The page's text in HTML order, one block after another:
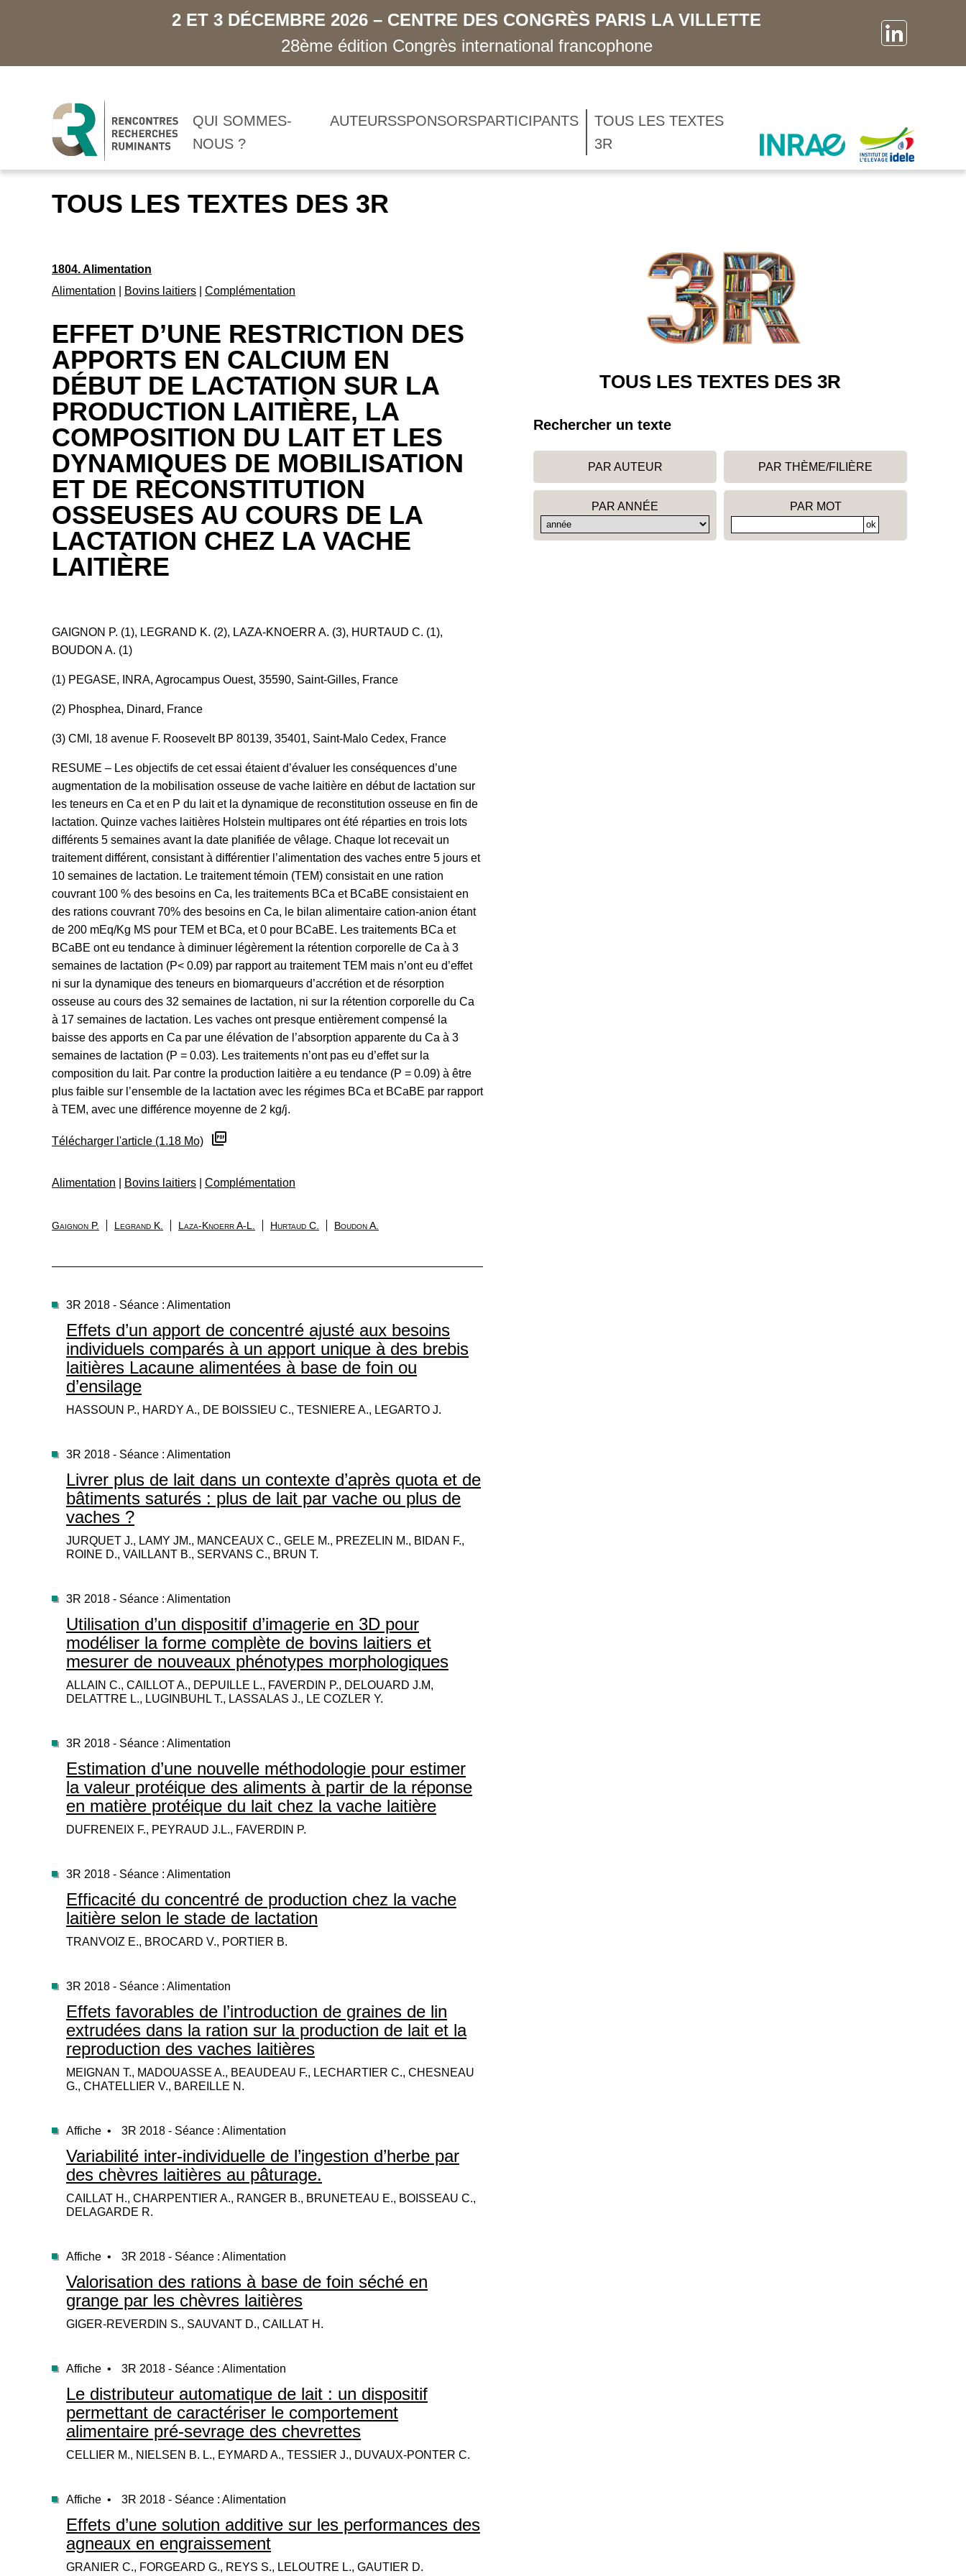
2 ET 3 DÉCEMBRE 2026 – CENTRE DES CONGRÈS PARIS LA VILLETTE
28ème édition Congrès international francophone
QUI SOMMES-
NOUS ?
AUTEURSSPONSORSPARTICIPANTS
TOUS LES TEXTES
3R
TOUS LES TEXTES DES 3R
1804. Alimentation
Alimentation
Bovins laitiers Complémentation
EFFET D’UNE RESTRICTION DES
APPORTS EN CALCIUM EN
DÉBUT DE LACTATION SUR LA
PRODUCTION LAITIÈRE, LA
COMPOSITION DU LAIT ET LES
DYNAMIQUES DE MOBILISATION
ET DE RECONSTITUTION
OSSEUSES AU COURS DE LA
LACTATION CHEZ LA VACHE
LAITIÈRE
GAIGNON P. (1), LEGRAND K. (2), LAZA-KNOERR A. (3), HURTAUD C. (1),
BOUDON A. (1)
(1) PEGASE, INRA, Agrocampus Ouest, 35590, Saint-Gilles, France
(2) Phosphea, Dinard, France
(3) CMI, 18 avenue F. Roosevelt BP 80139, 35401, Saint-Malo Cedex, France
RESUME – Les objectifs de cet essai étaient d’évaluer les conséquences d’une
augmentation de la mobilisation osseuse de vache laitière en début de lactation sur
les teneurs en Ca et en P du lait et la dynamique de reconstitution osseuse en fin de
lactation. Quinze vaches laitières Holstein multipares ont été réparties en trois lots
différents 5 semaines avant la date planifiée de vêlage. Chaque lot recevait un
traitement différent, consistant à différentier l’alimentation des vaches entre 5 jours et
10 semaines de lactation. Le traitement témoin (TEM) consistait en une ration
couvrant 100 % des besoins en Ca, les traitements BCa et BCaBE consistaient en
des rations couvrant 70% des besoins en Ca, le bilan alimentaire cation-anion étant
de 200 mEq/Kg MS pour TEM et BCa, et 0 pour BCaBE. Les traitements BCa et
BCaBE ont eu tendance à diminuer légèrement la rétention corporelle de Ca à 3
semaines de lactation (P< 0.09) par rapport au traitement TEM mais n’ont eu d’effet
ni sur la dynamique des teneurs en biomarqueurs d’accrétion et de résorption
osseuse au cours des 32 semaines de lactation, ni sur la rétention corporelle du Ca
à 17 semaines de lactation. Les vaches ont presque entièrement compensé la
baisse des apports en Ca par une élévation de l’absorption apparente du Ca à 3
semaines de lactation (P = 0.03). Les traitements n’ont pas eu d’effet sur la
composition du lait. Par contre la production laitière a eu tendance (P = 0.09) à être
plus faible sur l’ensemble de la lactation avec les régimes BCa et BCaBE par rapport
à TEM, avec une différence moyenne de 2 kg/j.
Télécharger l'article (1.18 Mo)
Alimentation Bovins laitiers Complémentation
Gaignon P. Legrand K. Laza-Knoerr A-L. Hurtaud C. Boudon A.
TOUS LES TEXTES DES 3R
Rechercher un texte
PAR AUTEUR PAR THÈME/FILIÈRE
PAR ANNÉE PAR MOT
3R 2018 - Séance : Alimentation
Effets d’un apport de concentré ajusté aux besoins
individuels comparés à un apport unique à des brebis
laitières Lacaune alimentées à base de foin ou
d’ensilage
HASSOUN P., HARDY A., DE BOISSIEU C., TESNIERE A., LEGARTO J.
3R 2018 - Séance : Alimentation
Livrer plus de lait dans un contexte d’après quota et de
bâtiments saturés : plus de lait par vache ou plus de
vaches ?
JURQUET J., LAMY JM., MANCEAUX C., GELE M., PREZELIN M., BIDAN F.,
ROINE D., VAILLANT B., SERVANS C., BRUN T.
3R 2018 - Séance : Alimentation
Utilisation d’un dispositif d’imagerie en 3D pour
modéliser la forme complète de bovins laitiers et
mesurer de nouveaux phénotypes morphologiques
ALLAIN C., CAILLOT A., DEPUILLE L., FAVERDIN P., DELOUARD J.M,
DELATTRE L., LUGINBUHL T., LASSALAS J., LE COZLER Y.
3R 2018 - Séance : Alimentation
Estimation d’une nouvelle méthodologie pour estimer
la valeur protéique des aliments à partir de la réponse
en matière protéique du lait chez la vache laitière
DUFRENEIX F., PEYRAUD J.L., FAVERDIN P.
3R 2018 - Séance : Alimentation
Efficacité du concentré de production chez la vache
laitière selon le stade de lactation
TRANVOIZ E., BROCARD V., PORTIER B.
3R 2018 - Séance : Alimentation
Effets favorables de l’introduction de graines de lin
extrudées dans la ration sur la production de lait et la
reproduction des vaches laitières
MEIGNAN T., MADOUASSE A., BEAUDEAU F., LECHARTIER C., CHESNEAU
G., CHATELLIER V., BAREILLE N.
Affiche • 3R 2018 - Séance : Alimentation
Variabilité inter-individuelle de l’ingestion d’herbe par
des chèvres laitières au pâturage.
CAILLAT H., CHARPENTIER A., RANGER B., BRUNETEAU E., BOISSEAU C.,
DELAGARDE R.
Affiche • 3R 2018 - Séance : Alimentation
Valorisation des rations à base de foin séché en
grange par les chèvres laitières
GIGER-REVERDIN S., SAUVANT D., CAILLAT H.
Affiche • 3R 2018 - Séance : Alimentation
Le distributeur automatique de lait : un dispositif
permettant de caractériser le comportement
alimentaire pré-sevrage des chevrettes
CELLIER M., NIELSEN B. L., EYMARD A., TESSIER J., DUVAUX-PONTER C.
Affiche • 3R 2018 - Séance : Alimentation
Effets d’une solution additive sur les performances des
agneaux en engraissement
GRANIER C., FORGEARD G., REYS S., LELOUTRE L., GAUTIER D.